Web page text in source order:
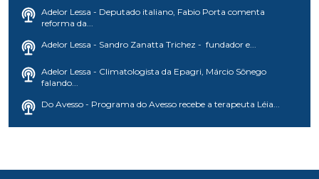
Adelor Lessa - Deputado italiano, Fabio Porta comenta
reforma da...
Adelor Lessa - Sandro Zanatta Trichez - fundador e...
Adelor Lessa - Climatologista da Epagri, Márcio Sônego
falando...
Do Avesso - Programa do Avesso recebe a terapeuta Léia...